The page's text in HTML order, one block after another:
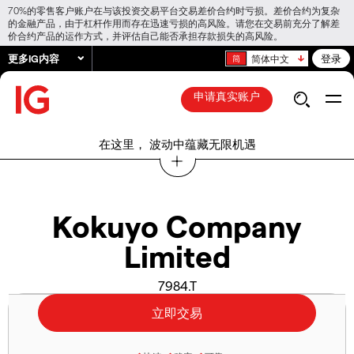
70%的零售客户账户在与该投资交易平台交易差价合约时亏损。差价合约为复杂
的金融产品，由于杠杆作用而存在迅速亏损的高风险。请您在交易前充分了解差
价合约产品的运作方式，并评估自己能否承担存款损失的高风险。
更多IG内容 简体中文 登录
申请真实账户
在这里， 波动中蕴藏无限机遇
Kokuyo Company
Limited
7984.T